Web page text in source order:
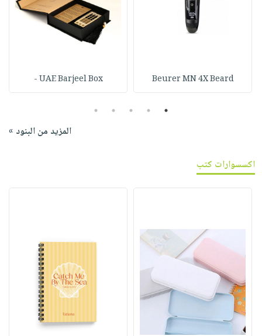
Beurer MN 4X Beard
UAE Barjeel Box -
1
2
3
4
5
المزيد من البنود »
اكسسوارات كتب